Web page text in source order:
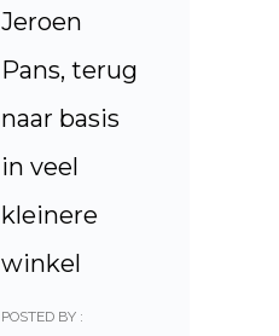
Jeroen
Pans, terug
naar basis
in veel
kleinere
winkel
POSTED BY :